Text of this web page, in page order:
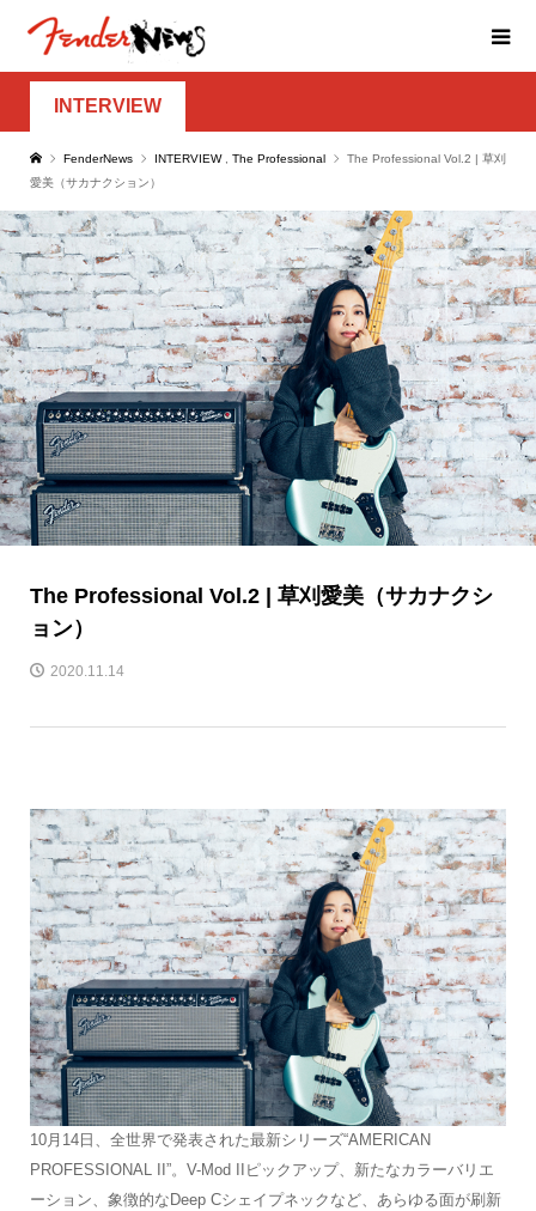
INTERVIEW
FenderNews INTERVIEW The Professional
The Professional Vol.2 | 草刈
愛美（サカナクション）
The Professional Vol.2 | 草刈愛美（サカナクシ
ョン）
2020.11.14
10月14日、全世界で発表された最新シリーズ“AMERICAN
PROFESSIONAL II”。V-Mod IIピックアップ、新たなカラーバリエ
ーション、象徴的なDeep Cシェイプネックなど、あらゆる面が刷新